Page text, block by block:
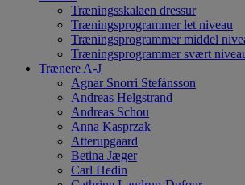
Træningsskalaen dressur
Træningsprogrammer let niveau
Træningsprogrammer middel
Træningsprogrammer svært
Trænere A-J
Agnar Snorri Stefánsson
Andreas Helgstrand
Andreas Schou
Anna Kasprzak
Atterupgaard
Betina Jæger
Carl Hedin